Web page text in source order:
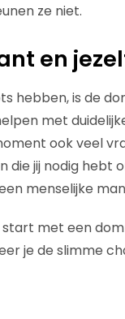
ze niet.
en
hebben, is de
met
ook veel
jij nodig hebt
menselijke
start met een
je de slimme